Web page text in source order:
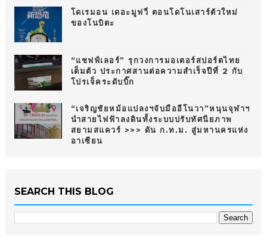
โดเรมอน เดอะมูฟวี่ ตอนโดโนเสาร์ตัวใหม่
ของโนบิตะ
“แชฟฟ์เลอร์” รุกวงการมอเตอร์สปอร์ตไทย
เต็มตัว ประกาศสานต่อความสำเร็จปีที่ 2 กับ
โปรเจ็คระดับบิ๊ก
“เจริญชัยหม้อแปลงฯจับมืออีโนวา”หนุนจุฬาฯ
นำสายไฟฟ้าลงดินทั้งระบบปรับทัศนียภาพ
สยามสแควร์ >>> ดัน ก.ท.ม. สู่มหานครแห่ง
อาเซียน
SEARCH THIS BLOG